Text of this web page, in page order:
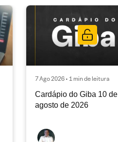
7 Ago 2026 • 1 min de leitura
Cardápio do Giba 10 de
agosto de 2026